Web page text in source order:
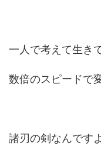
一人で考えて生き
数倍のスピードで
諸刃の剣なんです